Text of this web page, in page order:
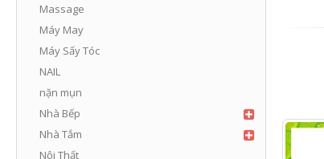
Massage
Máy May
Máy Sấy Tóc
NAIL
nặn mụn
Nhà Bếp
Nhà Tắm
Nội Thất